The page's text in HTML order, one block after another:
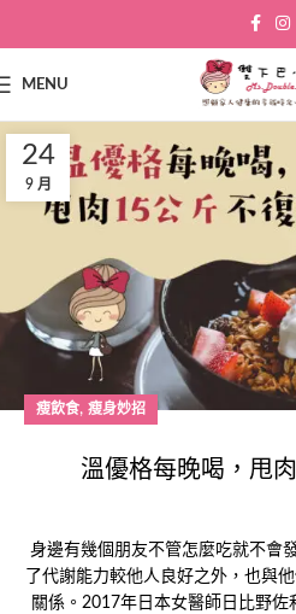
MENU
24
9 月
瘦飲食, 瘦身妙招
溫優格每晚喝，甩
身邊有幾個朋友不管怎麼吃就不會
了代謝能力較他人良好之外，也與
關係。2017年日本女醫師日比野